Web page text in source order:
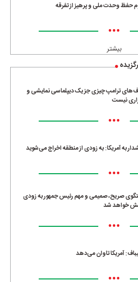
حفظ وحدت ملی و پرهیز از تفرقه
•••
بیشتر
ترامپ چیزی جز یک دیپلماسی نمایشی و
نیست
•••
به آمریکا: به زودی از منطقه اخراج می‌شوید
•••
صریح، صمیمی و مهم رئیس جمهور به زودی
خواهد شد
•••
آمریکا تاوان می‌دهد